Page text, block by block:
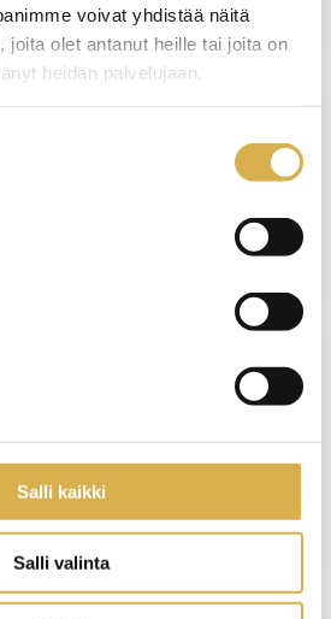
voivat yhdistää näitä
joita olet antanut heille tai joita on
heidän palvelujaan.
Salli kaikki
Salli valinta
osaamisala |
erikoisammattitutkinto